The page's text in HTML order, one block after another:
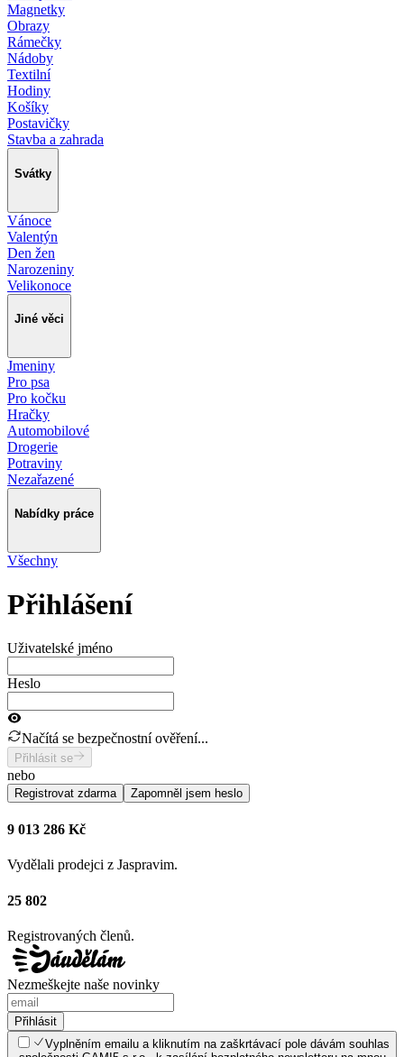
Magnetky
Obrazy
Rámečky
Nádoby
Textilní
Hodiny
Košíky
Postavičky
Stavba a zahrada
Svátky
Vánoce
Valentýn
Den žen
Narozeniny
Velikonoce
Jiné věci
Jmeniny
Pro psa
Pro kočku
Hračky
Automobilové
Drogerie
Potraviny
Nezařazené
Nabídky práce
Všechny
Přihlášení
Uživatelské jméno
Heslo
Načítá se bezpečnostní ověření...
Přihlásit se
nebo
Registrovat zdarma Zapomněl jsem heslo
9 013 286 Kč
Vydělali prodejci z Jaspravim.
25 802
Registrovaných členů.
Nezmeškejte naše novinky
Přihlásit
Vyplněním emailu a kliknutím na zaškrtávací pole dávám souhlas